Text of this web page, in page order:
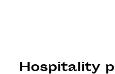
Hospitality